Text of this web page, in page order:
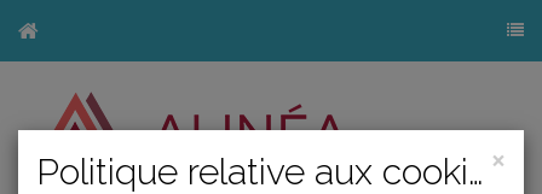
×
Politique relative aux cookies